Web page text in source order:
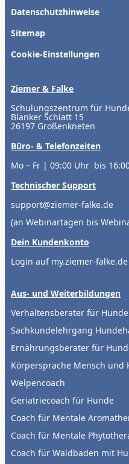
Datenschutzhinweise
Sitemap
Cookie-Einstellungen
Ziemer & Falke
Schulungszentrum für
Blanker Schlatt 15
26197 Großenkneten
Büro- & Telefonzeiten
Mo – Fr | 09:00 Uhr bis
Technischer Support
support@ziemer-falke.de
(an Webinartagen bis
Dein Kundenkonto
Login auf my.ziemer-falke.de
Aus- und Weiterbildungen
Verhaltensberater für Hunde
Sachkundelehrgang
Ernährungsberater für
Körpersprache Mensch und
Welpencoach
Geriatriecoach für Hunde
Coach für Mentale
Coach für Mentale
Coach für Waldbaden mit